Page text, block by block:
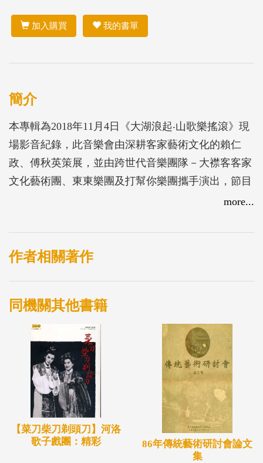
加入購買 我的書單
簡介
本專輯為2018年11月4日《大湖浪起‧山歌樂搖滾》現
場影音紀錄，此音樂會由深耕客家藝術文化的賴仁
政、傅秋英策展，並由跨世代音樂團隊－大襟客客家
文化藝術團、東東樂團及打幫你樂團攜手演出，節目
結合傳統客家歌謠及創新客語流行歌曲，展現客家音
more...
作者相關著作
同機關其他書籍
【菜刀柴刀剃頭刀】河洛
歌子戲團：精彩
86年傳統藝術研討會論文
集